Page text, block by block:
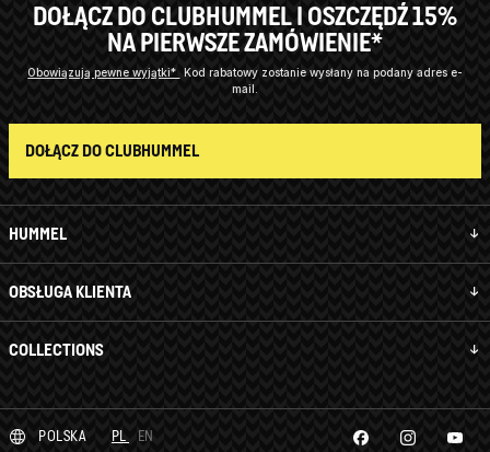
HUMMEL
OBSŁUGA KLIENTA
COLLECTIONS
DOŁĄCZ DO CLUBHUMMEL I OSZCZĘDŹ 15%
NA PIERWSZE ZAMÓWIENIE*
Obowiązują pewne wyjątki* Kod rabatowy zostanie wysłany na podany adres e-
mail.
DOŁĄCZ DO CLUBHUMMEL
POLSKA PL EN